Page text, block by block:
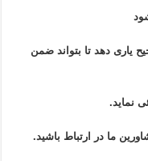
یاری دهد تا بتواند ضمن
نماید.
ما در ارتباط باشید.